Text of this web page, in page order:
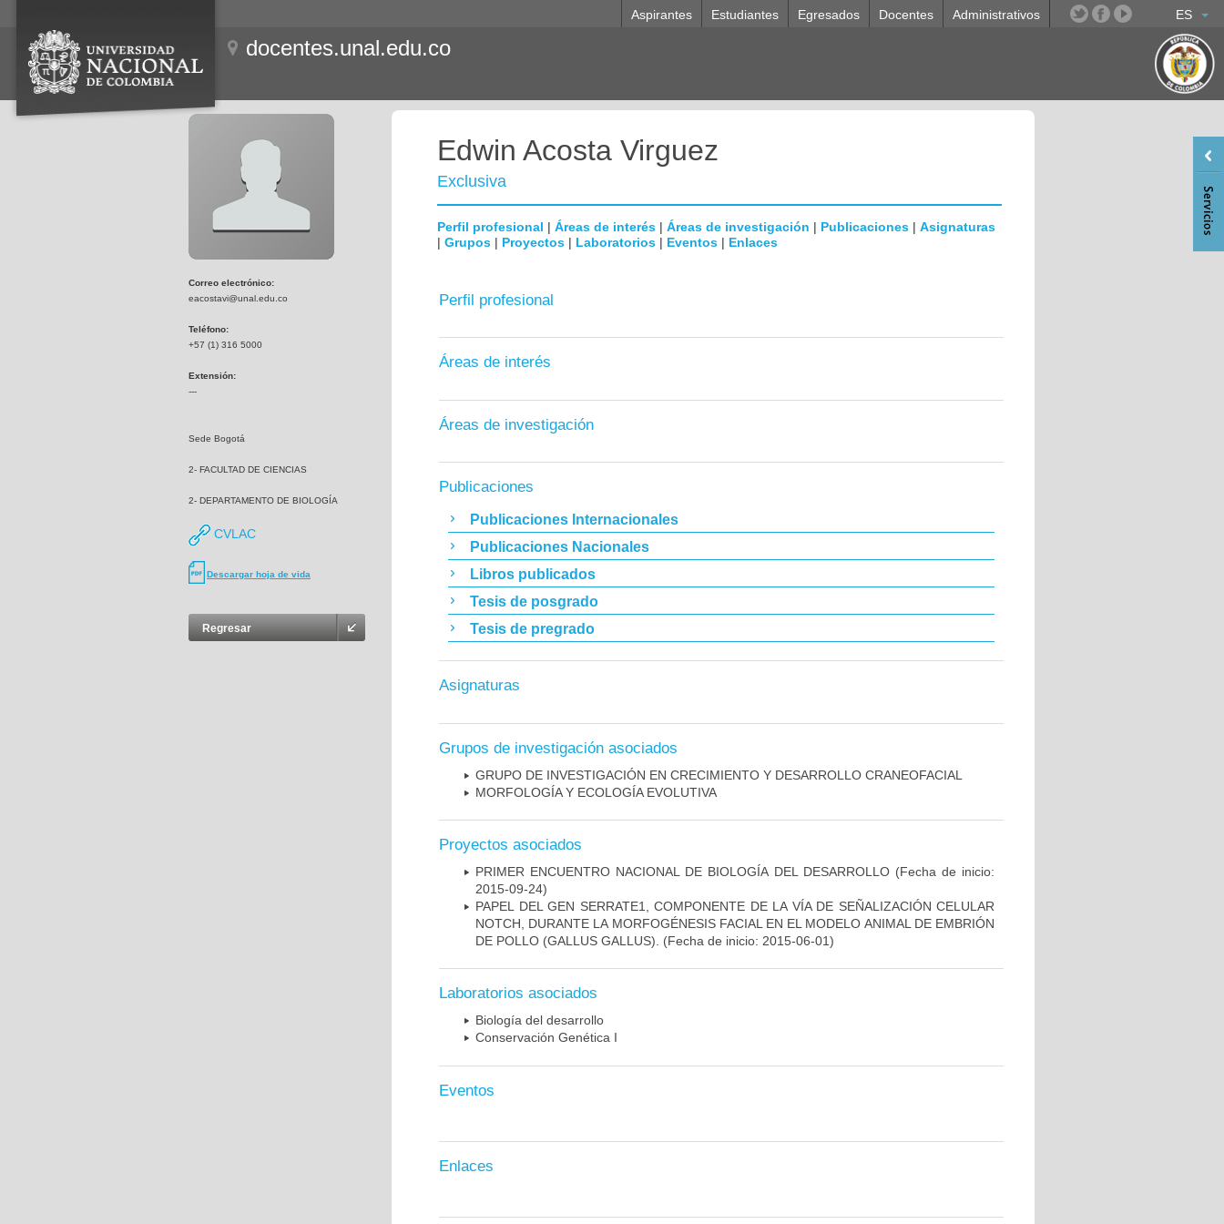
ES
Aspirantes Estudiantes Egresados Docentes Administrativos
docentes.unal.edu.co
Correo electrónico:
eacostavi@unal.edu.co
Teléfono:
+57 (1) 316 5000
Extensión:
---
Sede Bogotá
2- FACULTAD DE CIENCIAS
2- DEPARTAMENTO DE BIOLOGÍA
CVLAC
Descargar hoja de vida
Regresar
Edwin Acosta Virguez
Exclusiva
Perfil profesional | Áreas de interés | Áreas de investigación | Publicaciones | Asignaturas
| Grupos | Proyectos | Laboratorios | Eventos | Enlaces
Perfil profesional
Áreas de interés
Áreas de investigación
Publicaciones
Publicaciones Internacionales
Publicaciones Nacionales
Libros publicados
Tesis de posgrado
Tesis de pregrado
Asignaturas
Grupos de investigación asociados
GRUPO DE INVESTIGACIÓN EN CRECIMIENTO Y DESARROLLO CRANEOFACIAL
MORFOLOGÍA Y ECOLOGÍA EVOLUTIVA
Proyectos asociados
PRIMER ENCUENTRO NACIONAL DE BIOLOGÍA DEL DESARROLLO(Fecha de inicio:
2015-09-24)
PAPEL DEL GEN SERRATE1, COMPONENTE DE LA VÍA DE SEÑALIZACIÓN CELULAR
NOTCH, DURANTE LA MORFOGÉNESIS FACIAL EN EL MODELO ANIMAL DE EMBRIÓN
DE POLLO (GALLUS GALLUS).
(Fecha de inicio: 2015-06-01)
Laboratorios asociados
Biología del desarrollo
Conservación Genética I
Eventos
Enlaces